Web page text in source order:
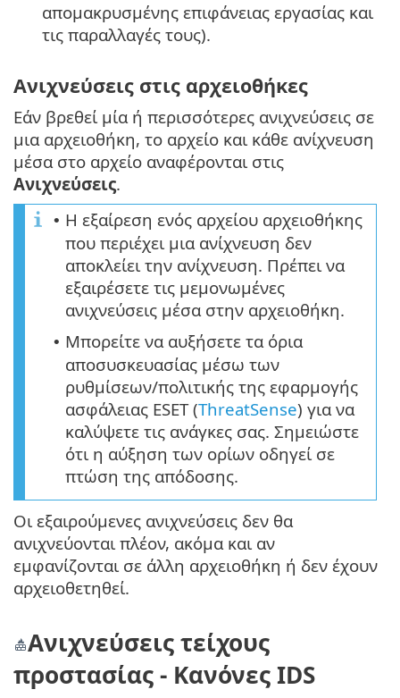
απομακρυσμένης επιφάνειας εργασίας και
τις παραλλαγές τους).
Ανιχνεύσεις στις αρχειοθήκες
Εάν βρεθεί μία ή περισσότερες ανιχνεύσεις σε
μια αρχειοθήκη, το αρχείο και κάθε ανίχνευση
μέσα στο αρχείο αναφέρονται στις
Ανιχνεύσεις.
• Η εξαίρεση ενός αρχείου αρχειοθήκης
που περιέχει μια ανίχνευση δεν
αποκλείει την ανίχνευση. Πρέπει να
εξαιρέσετε τις μεμονωμένες
ανιχνεύσεις μέσα στην αρχειοθήκη.
• Μπορείτε να αυξήσετε τα όρια
αποσυσκευασίας μέσω των
ρυθμίσεων/πολιτικής της εφαρμογής
ασφάλειας ESET (ThreatSense) για να
καλύψετε τις ανάγκες σας. Σημειώστε
ότι η αύξηση των ορίων οδηγεί σε
πτώση της απόδοσης.
Οι εξαιρούμενες ανιχνεύσεις δεν θα
ανιχνεύονται πλέον, ακόμα και αν
εμφανίζονται σε άλλη αρχειοθήκη ή δεν έχουν
αρχειοθετηθεί.
Ανιχνεύσεις τείχους
προστασίας - Κανόνες IDS